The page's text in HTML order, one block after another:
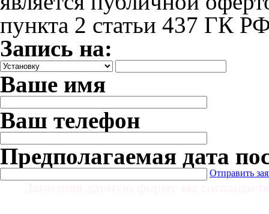
пункта 2 статьи 437 ГК
Запись на:
Ваше имя
Ваш телефон
Предполагаемая дата
Отправить